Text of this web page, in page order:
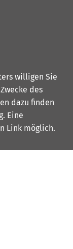
willigen Sie
des
dazu finden
. Eine
Link möglich.